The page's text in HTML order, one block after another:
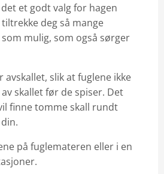
et godt valg for hagen
deg så mange
mulig, som også sørger
avskallet, slik at fuglene ikke
skallet før de spiser. Det
finne tomme skall rundt
på fuglemateren eller i en